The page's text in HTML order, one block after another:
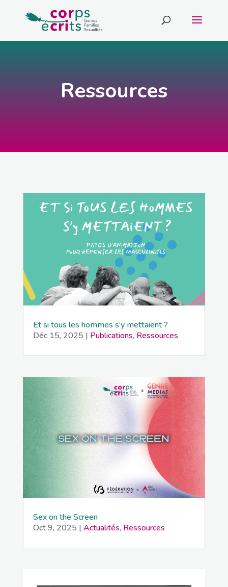
Ressources
Et si tous les hommes s’y mettaient ?
Déc 15, 2025 | Publications, Ressources
Sex on the Screen
Oct 9, 2025 | Actualités, Ressources